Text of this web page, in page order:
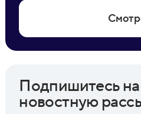
Подпишитесь на
новостную